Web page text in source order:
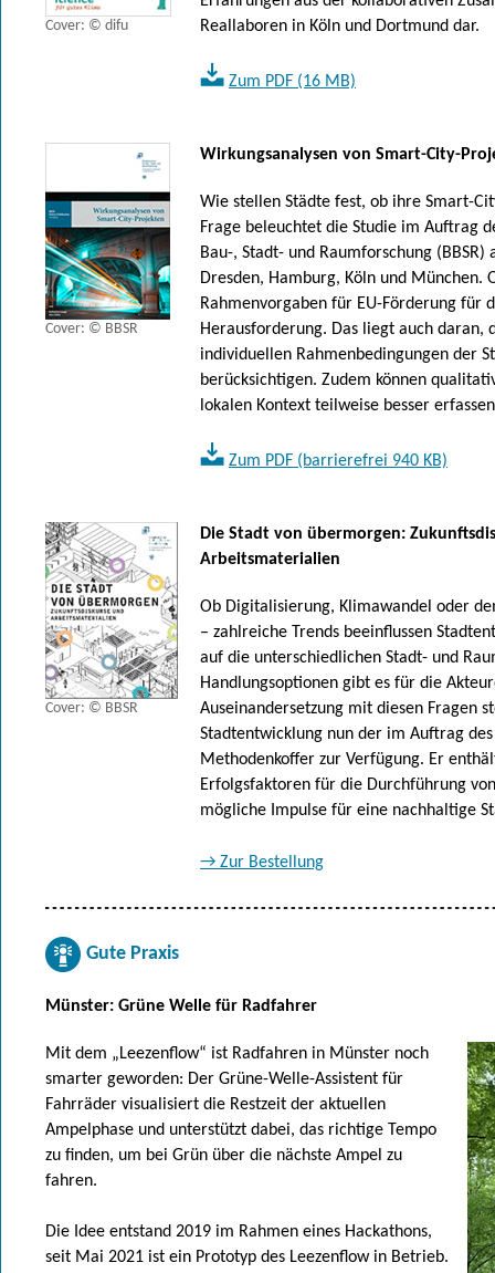
Cover: © difu
Reallaboren in Köln und Dortmund dar.
Zum PDF (16 MB)
Cover: © BBSR
Wirkungsanalysen von Smart-City-
Wie stellen Städte fest, ob ihre Smart-
Frage beleuchtet die Studie im Auftrag
Bau-, Stadt- und Raumforschung
Dresden, Hamburg, Köln und München.
Rahmenvorgaben für EU-Förderung für
Herausforderung. Das liegt auch daran,
individuellen Rahmenbedingungen der
berücksichtigen. Zudem können
lokalen Kontext teilweise besser
Zum PDF (barrierefrei 940 KB)
Cover: © BBSR
Die Stadt von übermorgen:
Arbeitsmaterialien
Ob Digitalisierung, Klimawandel oder
– zahlreiche Trends beeinflussen
auf die unterschiedlichen Stadt- und
Handlungsoptionen gibt es für die
Auseinandersetzung mit diesen Fragen
Stadtentwicklung nun der im Auftrag des
Methodenkoffer zur Verfügung. Er
Erfolgsfaktoren für die Durchführung
mögliche Impulse für eine nachhaltige
→ Zur Bestellung
Gute Praxis
Münster: Grüne Welle für Radfahrer
Mit dem „Leezenflow“ ist Radfahren in Münster noch
smarter geworden: Der Grüne-Welle-Assistent für
Fahrräder visualisiert die Restzeit der aktuellen
Ampelphase und unterstützt dabei, das richtige Tempo
zu finden, um bei Grün über die nächste Ampel zu
fahren.
Die Idee entstand 2019 im Rahmen eines Hackathons,
seit Mai 2021 ist ein Prototyp des Leezenflow in Betrieb.